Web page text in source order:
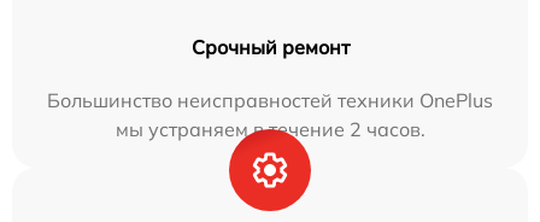
Срочный ремонт
Большинство неисправностей техники OnePlus
мы устраняем в течение 2 часов.